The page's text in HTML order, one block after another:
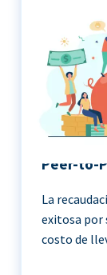
Peer-to-
La
exitosa por
costo de